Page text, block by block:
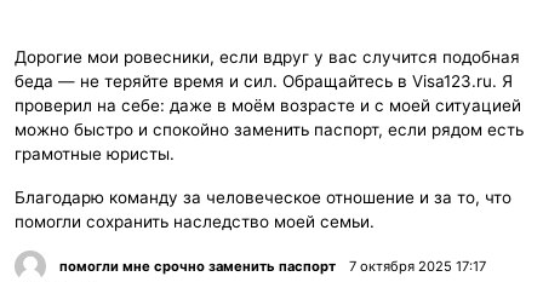
Дорогие мои ровесники, если вдруг у вас случится подобная
беда — не теряйте время и сил. Обращайтесь в Visa123.ru. Я
проверил на себе: даже в моём возрасте и с моей ситуацией
можно быстро и спокойно заменить паспорт, если рядом есть
грамотные юристы.
Благодарю команду за человеческое отношение и за то, что
помогли сохранить наследство моей семьи.
помогли мне срочно заменить паспорт 7 октября 2025 17:17